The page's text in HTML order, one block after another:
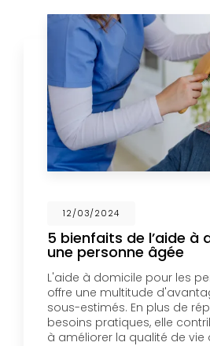
12/03/2024
5 bienfaits de l’aide à
une personne âgée
L'aide à domicile pour les
offre une multitude
sous-estimés. En plus de
besoins pratiques, elle
à améliorer la qualité de vie